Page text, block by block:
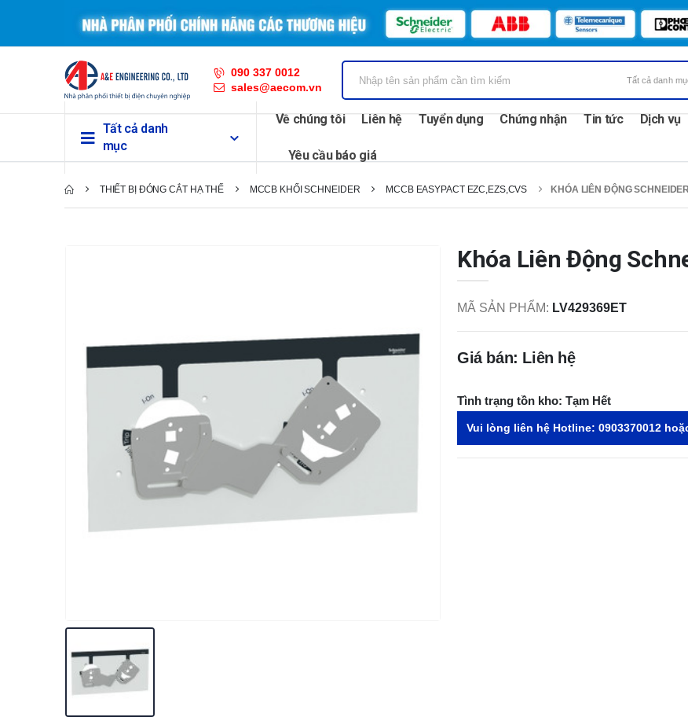
090 337 0012
sales@aecom.vn
Tất cả danh
mục
Về chúng tôi Liên hệ Tuyển dụng Chứng nhận Tin tức Dịch vụ
Yêu cầu báo giá
THIẾT BỊ ĐÓNG CẮT HẠ THẾ MCCB KHỐI SCHNEIDER MCCB EASYPACT EZC,EZS,CVS KHÓA LIÊN ĐỘNG
Khóa Liên Động
MÃ SẢN PHẨM: LV429369ET
Giá bán: Liên hệ
Tình trạng tồn kho: Tạm Hết
Vui lòng liên hệ Hotline: 0903370012